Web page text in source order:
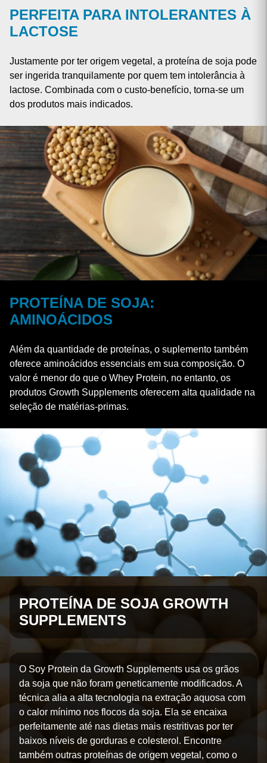
PERFEITA PARA INTOLERANTES À
LACTOSE
Justamente por ter origem vegetal, a proteína de soja pode
ser ingerida tranquilamente por quem tem intolerância à
lactose. Combinada com o custo-benefício, torna-se um
dos produtos mais indicados.
PROTEÍNA DE SOJA:
AMINOÁCIDOS
Além da quantidade de proteínas, o suplemento também
oferece aminoácidos essenciais em sua composição. O
valor é menor do que o Whey Protein, no entanto, os
produtos Growth Supplements oferecem alta qualidade na
seleção de matérias-primas.
PROTEÍNA DE SOJA GROWTH
SUPPLEMENTS
O Soy Protein da Growth Supplements usa os grãos
da soja que não foram geneticamente modificados. A
técnica alia a alta tecnologia na extração aquosa com
o calor mínimo nos flocos da soja. Ela se encaixa
perfeitamente até nas dietas mais restritivas por ter
baixos níveis de gorduras e colesterol. Encontre
também outras proteínas de origem vegetal, como o